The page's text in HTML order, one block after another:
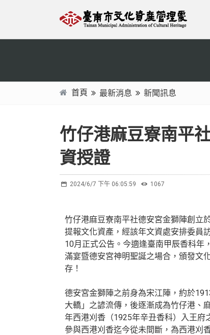
區
首頁 最新消息
新聞訊息
竹仔港麻豆寮南平
資授證
2024/6/7 下午 06:05:59 1067
竹仔港麻豆寮南平社德安宮金獅陣創立
提報文化資產，經該年文資處安排委員
10月正式公告。今適逢臺南甲辰香科年
滿宴暨德安宮神明聖誕之場合，頒發文
存！
德安宮金獅陣之前身為宋江陣，約於
大轎」之諺流傳，後逐漸成為竹仔港、
年西港刈香（1925年辛丑香科）入王府
參與西港刈香迄今從未間斷，為西港刈